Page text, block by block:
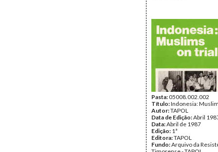
Pasta:05008.002.002
Título:Indonesia:
Autor:TAPOL
Data de Edição:Abril
Data:Abril de 1987
Edição: 1ª
Editora:TAPOL
Fundo:Arquivo da